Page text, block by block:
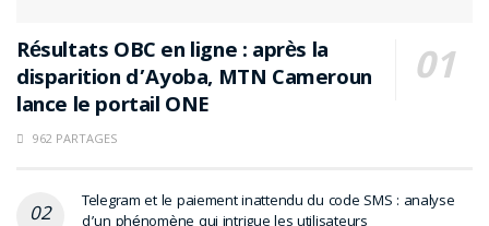
Résultats OBC en ligne : après la
disparition d’Ayoba, MTN Cameroun
lance le portail ONE
962 PARTAGES
Telegram et le paiement inattendu du code SMS : analyse